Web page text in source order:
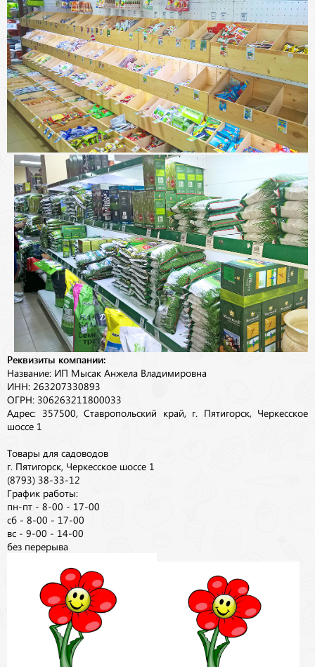
Реквизиты компании:
Название: ИП Мысак Анжела Владимировна
ИНН: 263207330893
ОГРН: 306263211800033
Адрес: 357500, Ставропольский край, г. Пятигорск, Черкесское
шоссе 1
Товары для садоводов
г. Пятигорск, Черкесское шоссе 1
(8793) 38-33-12
График работы:
пн-пт - 8-00 - 17-00
сб - 8-00 - 17-00
вс - 9-00 - 14-00
без перерыва